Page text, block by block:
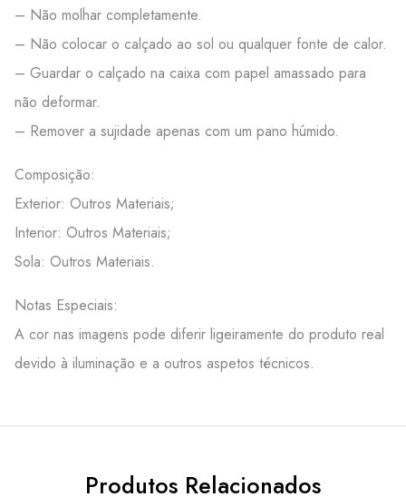
– Não molhar completamente.
– Não colocar o calçado ao sol ou qualquer fonte de calor.
– Guardar o calçado na caixa com papel amassado para
não deformar.
– Remover a sujidade apenas com um pano húmido.
Composição:
Exterior: Outros Materiais;
Interior: Outros Materiais;
Sola: Outros Materiais.
Notas Especiais:
A cor nas imagens pode diferir ligeiramente do produto real
devido à iluminação e a outros aspetos técnicos.
Produtos Relacionados